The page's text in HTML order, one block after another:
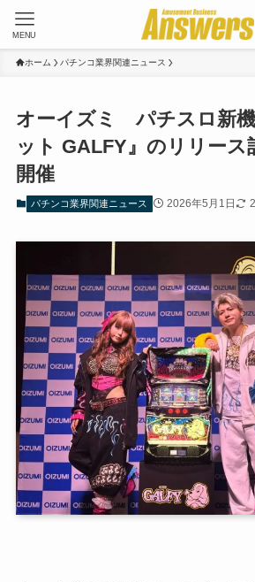
MENU
ホーム パチンコ業界関連ニュース
オーイズミ パチスロ新
ット GALFY』のリリース
開催
パチンコ業界関連ニュース 2026年5月1日